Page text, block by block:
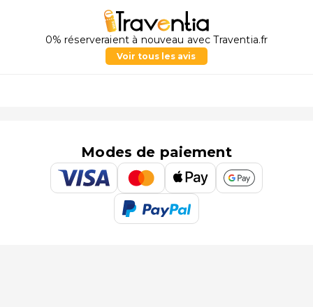
0% réserveraient à nouveau avec Traventia.fr
Voir tous les avis
Modes de paiement